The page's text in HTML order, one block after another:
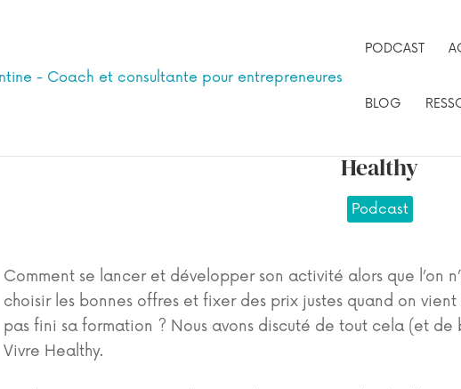
PODCAST
BLOG
Healthy
Podcast
Comment se lancer et développer son activité alors que l’on
choisir les bonnes offres et fixer des prix justes quand on vient
pas fini sa formation ? Nous avons discuté de tout cela (et de
Vivre Healthy.